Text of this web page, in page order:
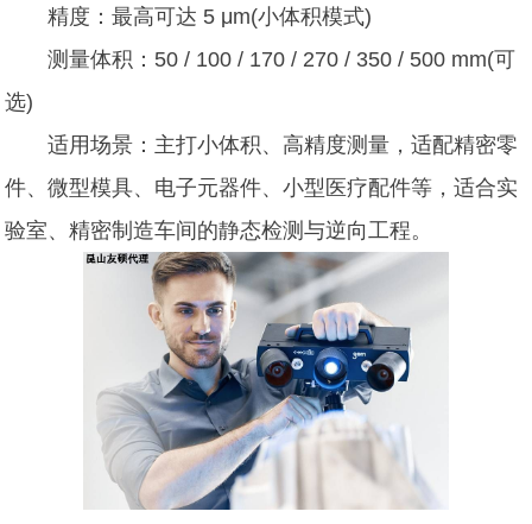
精度：最高可达 5 μm(小体积模式)
测量体积：50 / 100 / 170 / 270 / 350 / 500 mm(可
选)
适用场景：主打小体积、高精度测量，适配精密零
件、微型模具、电子元器件、小型医疗配件等，适合实
验室、精密制造车间的静态检测与逆向工程。